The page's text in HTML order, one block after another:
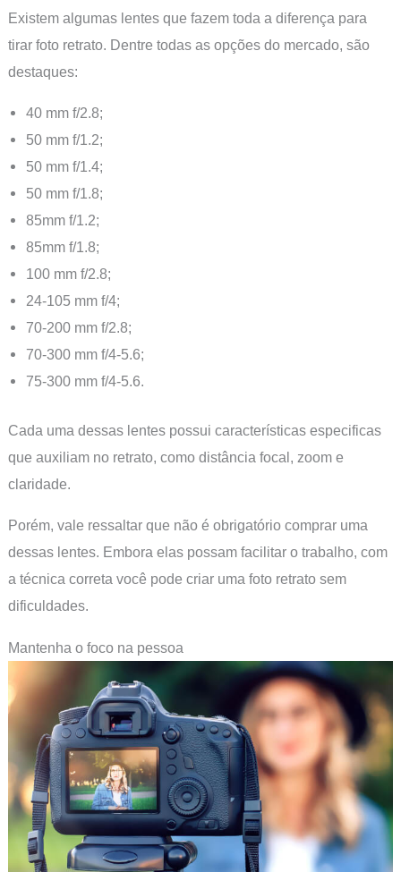
Existem algumas lentes que fazem toda a diferença para
tirar foto retrato. Dentre todas as opções do mercado, são
destaques:
40 mm f/2.8;
50 mm f/1.2;
50 mm f/1.4;
50 mm f/1.8;
85mm f/1.2;
85mm f/1.8;
100 mm f/2.8;
24-105 mm f/4;
70-200 mm f/2.8;
70-300 mm f/4-5.6;
75-300 mm f/4-5.6.
Cada uma dessas lentes possui características especificas
que auxiliam no retrato, como distância focal, zoom e
claridade.
Porém, vale ressaltar que não é obrigatório comprar uma
dessas lentes. Embora elas possam facilitar o trabalho, com
a técnica correta você pode criar uma foto retrato sem
dificuldades.
Mantenha o foco na pessoa